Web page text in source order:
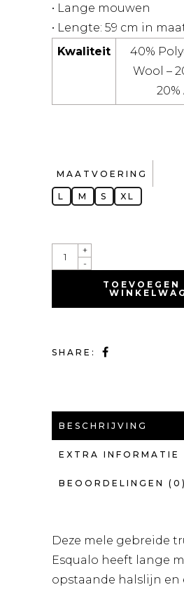
• Lange mouwen
• Lengte: 59 cm in
Kwaliteit
40%
Wool –
20%
MAATVOERING
L M S XL
QUANTITY
-
+
TOEVOEGEN
SHARE:
BESCHRIJVING
EXTRA INFORMATIE
BEOORDELINGEN (0)
Deze mele gebreide
Esqualo heeft lange
opstaande halslijn en